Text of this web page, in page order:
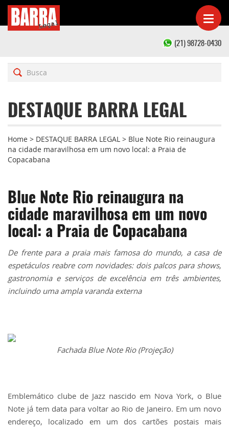
(21) 98728-0430
DESTAQUE BARRA LEGAL
Home > DESTAQUE BARRA LEGAL > Blue Note Rio reinaugura
na cidade maravilhosa em um novo local: a Praia de
Copacabana
Blue Note Rio reinaugura na
cidade maravilhosa em um novo
local: a Praia de Copacabana
De frente para a praia mais famosa do mundo, a casa de
espetáculos reabre com novidades: dois palcos para shows,
gastronomia e serviços de excelência em três ambientes,
incluindo uma ampla varanda externa
Fachada Blue Note Rio (Projeção)
Emblemático clube de Jazz nascido em Nova York, o Blue
Note já tem data para voltar ao Rio de Janeiro. Em um novo
endereço, localizado em um dos cartões postais mais